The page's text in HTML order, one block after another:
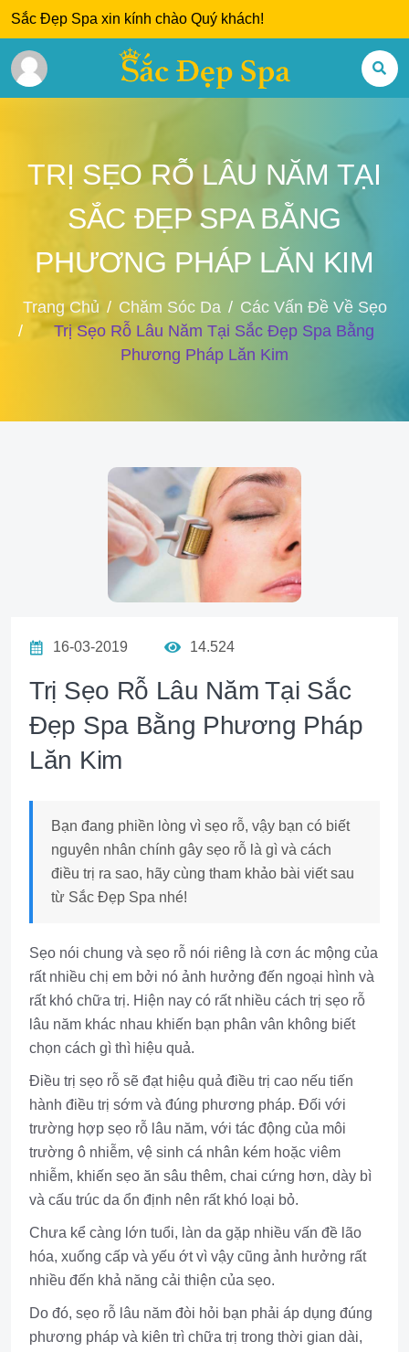
Sắc Đẹp Spa xin kính chào Quý khách!
TRỊ SẸO RỖ LÂU NĂM TẠI
SẮC ĐẸP SPA BẰNG
PHƯƠNG PHÁP LĂN KIM
Trang Chủ Chăm Sóc Da
Các Vấn Đề Về Sẹo
Trị Sẹo Rỗ Lâu Năm Tại Sắc Đẹp Spa Bằng
Phương Pháp Lăn Kim
16-03-2019 14.524
Trị Sẹo Rỗ Lâu Năm Tại Sắc
Đẹp Spa Bằng Phương Pháp
Lăn Kim
Bạn đang phiền lòng vì sẹo rỗ, vậy bạn có biết
nguyên nhân chính gây sẹo rỗ là gì và cách
điều trị ra sao, hãy cùng tham khảo bài viết sau
từ Sắc Đẹp Spa nhé!
Sẹo nói chung và sẹo rỗ nói riêng là cơn ác mộng của
rất nhiều chị em bởi nó ảnh hưởng đến ngoại hình và
rất khó chữa trị. Hiện nay có rất nhiều cách trị sẹo rỗ
lâu năm khác nhau khiến bạn phân vân không biết
chọn cách gì thì hiệu quả.
Điều trị sẹo rỗ sẽ đạt hiệu quả điều trị cao nếu tiến
hành điều trị sớm và đúng phương pháp. Đối với
trường hợp sẹo rỗ lâu năm, với tác động của môi
trường ô nhiễm, vệ sinh cá nhân kém hoặc viêm
nhiễm, khiến sẹo ăn sâu thêm, chai cứng hơn, dày bì
và cấu trúc da ổn định nên rất khó loại bỏ.
Chưa kể càng lớn tuổi, làn da gặp nhiều vấn đề lão
hóa, xuống cấp và yếu ớt vì vậy cũng ảnh hưởng rất
nhiều đến khả năng cải thiện của sẹo.
Do đó, sẹo rỗ lâu năm đòi hỏi bạn phải áp dụng đúng
phương pháp và kiên trì chữa trị trong thời gian dài,